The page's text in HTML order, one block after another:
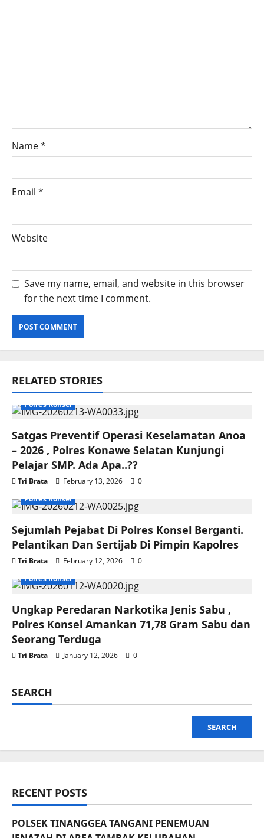
Name*
Email *
Website
Save my name, email, and website in this browser
for the next time I comment.
RELATED STORIES
Polres Konsel
Satgas Preventif Operasi Keselamatan Anoa
– 2026 , Polres Konawe Selatan Kunjungi
Pelajar SMP. Ada Apa..??
Tri Brata February 13, 2026
0
Polres Konsel
Sejumlah Pejabat Di Polres Konsel Berganti.
Pelantikan Dan Sertijab Di Pimpin Kapolres
Tri Brata February 12, 2026
0
Polres Konsel
Ungkap Peredaran Narkotika Jenis Sabu ,
Polres Konsel Amankan 71,78 Gram Sabu dan
Seorang Terduga
Tri Brata January 12, 2026 0
SEARCH
SEARCH
RECENT POSTS
POLSEK TINANGGEA TANGANI PENEMUAN